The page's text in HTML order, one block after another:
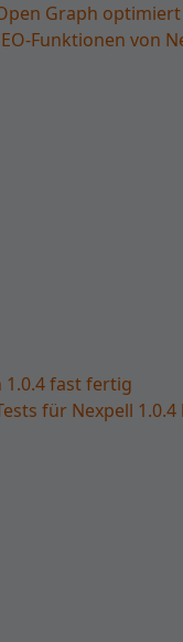
Graph optimiert
Funktionen
1.0.4 fast fertig
für Nexpell